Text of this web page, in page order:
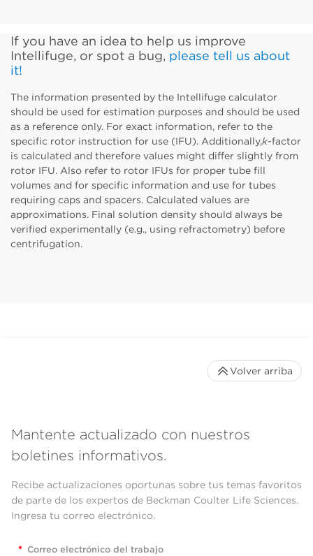
If you have an idea to help us improve
Intellifuge, or spot a bug, please tell us about
it!
The information presented by the Intellifuge calculator
should be used for estimation purposes and should be used
as a reference only. For exact information, refer to the
specific rotor instruction for use (IFU). Additionally,k-factor
is calculated and therefore values might differ slightly from
rotor IFU. Also refer to rotor IFUs for proper tube fill
volumes and for specific information and use for tubes
requiring caps and spacers. Calculated values are
approximations. Final solution density should always be
verified experimentally (e.g., using refractometry) before
centrifugation.
Mantente actualizado con nuestros
boletines informativos.
Recibe actualizaciones oportunas sobre tus temas favoritos
de parte de los expertos de Beckman Coulter Life Sciences.
Ingresa tu correo electrónico.
* Correo electrónico del trabajo
Volver arriba